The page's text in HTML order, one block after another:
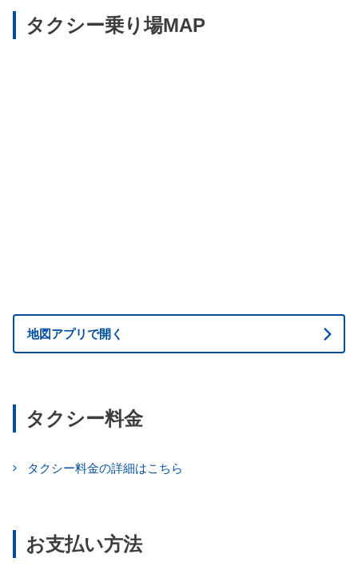
タクシー乗り場MAP
地図アプリで開く
タクシー料金
タクシー料金の詳細はこちら
お支払い方法